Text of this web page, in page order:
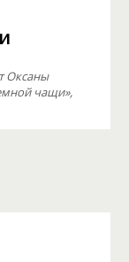
Оксаны
чащи»,